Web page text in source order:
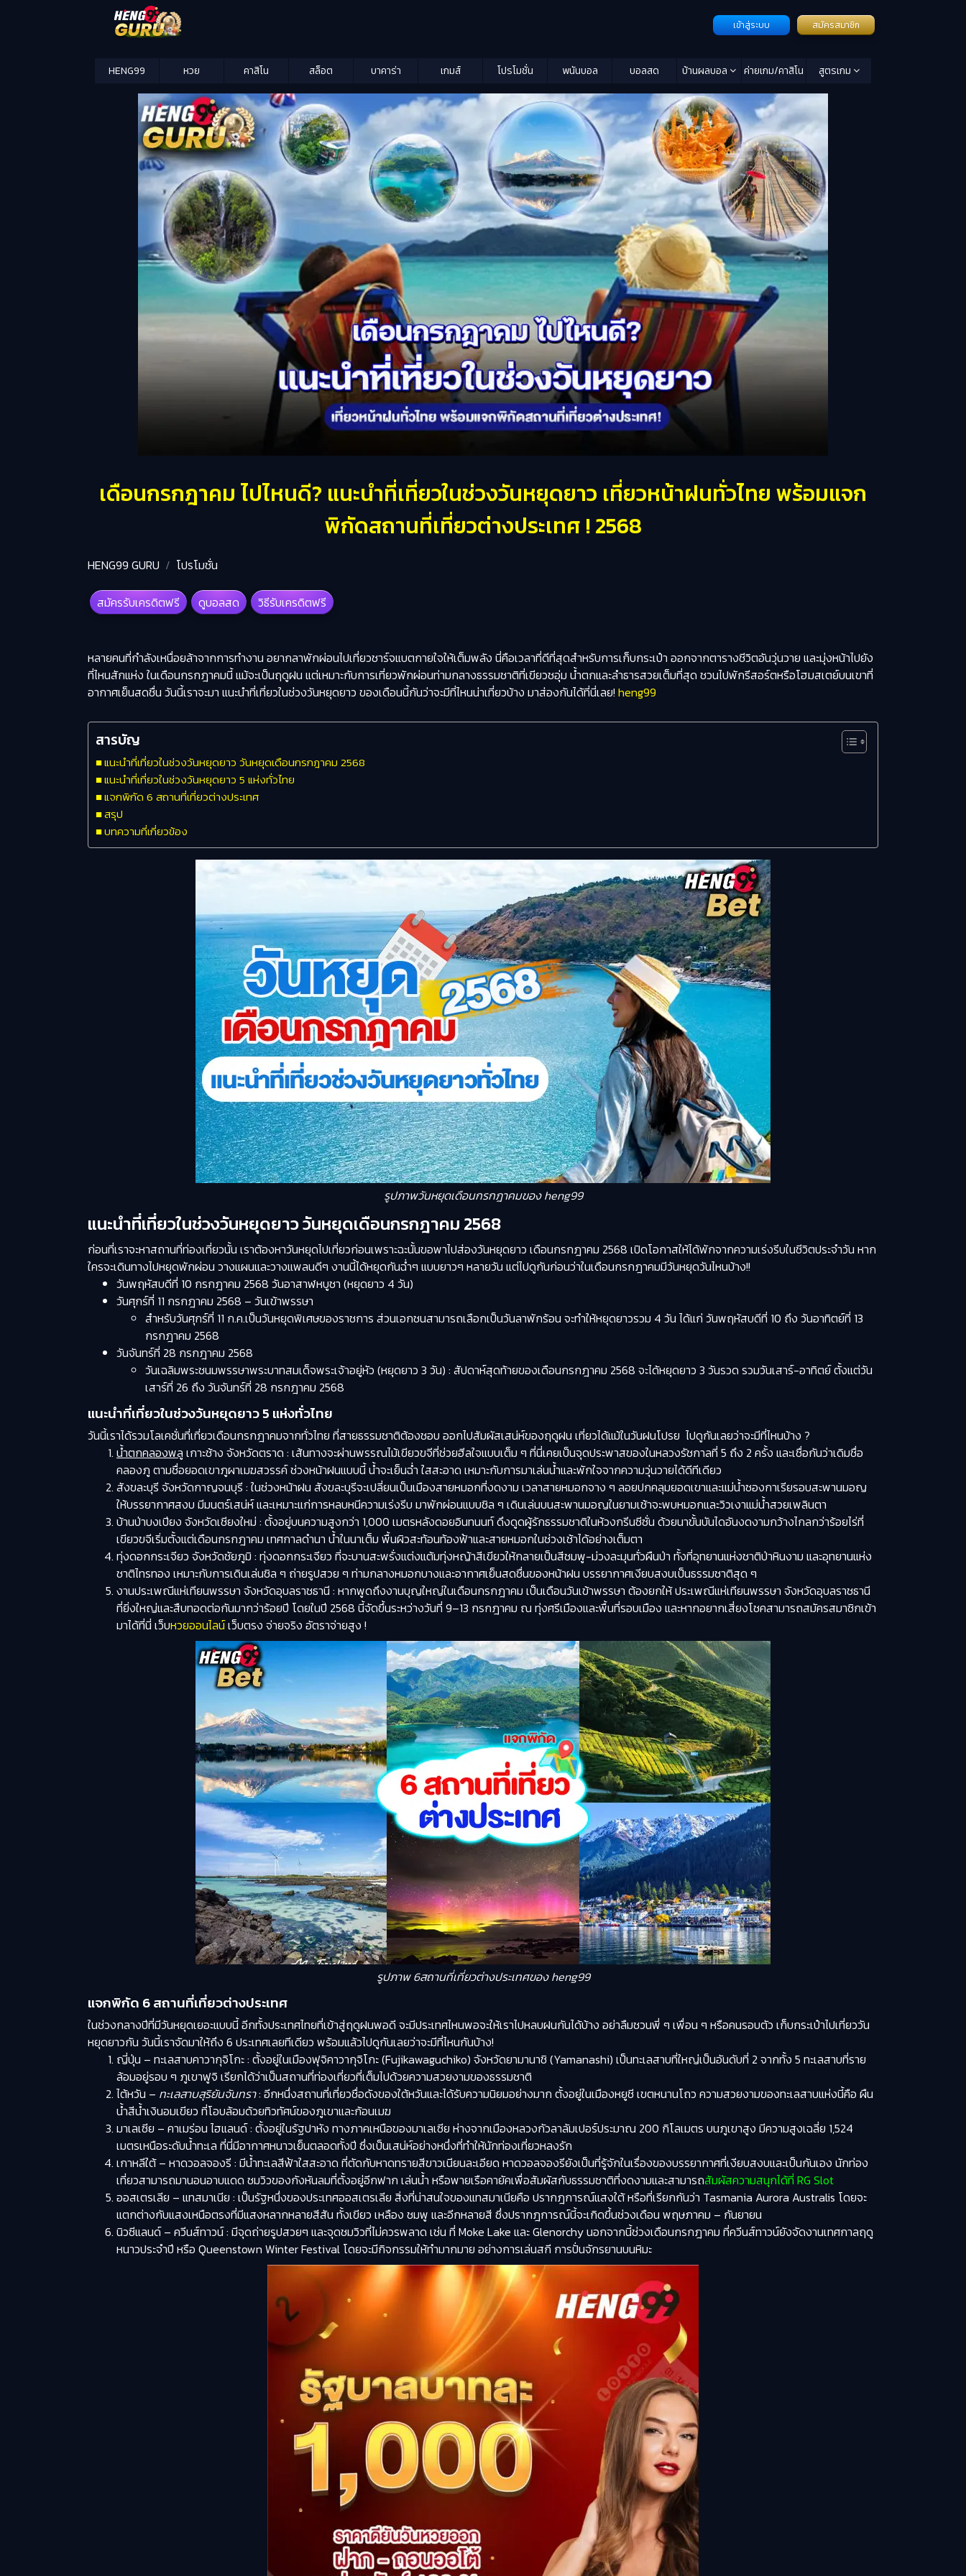
เข้าสู่ระบบ สมัครสมาชิก
HENG99 หวย คาสิโน สล็อต บาคาร่า เกมส์ โปรโมชั่น พนันบอล บอลสด บ้านผลบอล ค่ายเกม/คาสิโน สูตรเกม
เดือนกรกฎาคม ไปไหนดี? แนะนำที่เที่ยวในช่วงวันหยุดยาว เที่ยวหน้าฝนทั่วไทย พร้อมแจก
พิกัดสถานที่เที่ยวต่างประเทศ ! 2568
HENG99 GURU โปรโมชั่น
สมัครรับเครดิตฟรี ดูบอลสด วิธีรับเครดิตฟรี
หลายคนที่กำลังเหนื่อยล้าจากการทำงาน อยากลาพักผ่อนไปเที่ยวชาร์จแบตกายใจให้เต็มพลัง นี่คือเวลาที่ดีที่สุดสำหรับการเก็บกระเป๋า ออกจากตารางชีวิตอันวุ่นวาย และมุ่งหน้าไปยัง
ที่ไหนสักแห่ง ในเดือนกรกฎาคมนี้ แม้จะเป็นฤดูฝน แต่เหมาะกับการเที่ยวพักผ่อนท่ามกลางธรรมชาติที่เขียวชอุ่ม น้ำตกและลำธารสวยเต็มที่สุด ชวนไปพักรีสอร์ตหรือโฮมสเตย์บนเขาที่
อากาศเย็นสดชื่น วันนี้เราจะมา แนะนำที่เที่ยวในช่วงวันหยุดยาว ของเดือนนี้กันว่าจะมีที่ไหนน่าเที่ยวบ้าง มาส่องกันได้ที่นี่เลย! heng99
สารบัญ
แนะนำที่เที่ยวในช่วงวันหยุดยาว วันหยุดเดือนกรกฎาคม 2568
แนะนำที่เที่ยวในช่วงวันหยุดยาว 5 แห่งทั่วไทย
แจกพิกัด 6 สถานที่เที่ยวต่างประเทศ
สรุป
บทความที่เกี่ยวข้อง
รูปภาพวันหยุดเดือนกรกฎาคมของ heng99
แนะนำที่เที่ยวในช่วงวันหยุดยาว วันหยุดเดือนกรกฎาคม 2568
ก่อนที่เราจะหาสถานที่ท่องเที่ยวนั้น เราต้องหาวันหยุดไปเที่ยวก่อนเพราะฉะนั้นขอพาไปส่องวันหยุดยาว เดือนกรกฎาคม 2568 เปิดโอกาสให้ได้พักจากความเร่งรีบในชีวิตประจำวัน หาก
ใครจะเดินทางไปหยุดพักผ่อน วางแผนและวางแพลนดีๆ งานนี้ได้หยุดกันฉ่ำๆ แบบยาวๆ หลายวัน แต่ไปดูกันก่อนว่าในเดือนกรกฎาคมมีวันหยุดวันไหนบ้าง!!
วันพฤหัสบดีที่ 10 กรกฎาคม 2568 วันอาสาฬหบูชา (หยุดยาว 4 วัน)
วันศุกร์ที่ 11 กรกฎาคม 2568 – วันเข้าพรรษา
สำหรับวันศุกร์ที่ 11 ก.ค.เป็นวันหยุดพิเศษของราชการ ส่วนเอกชนสามารถเลือกเป็นวันลาพักร้อน จะทำให้หยุดยาวรวม 4 วัน ได้แก่ วันพฤหัสบดีที่ 10 ถึง วันอาทิตย์ที่ 13
กรกฎาคม 2568
วันจันทร์ที่ 28 กรกฎาคม 2568
วันเฉลิมพระชนมพรรษาพระบาทสมเด็จพระเจ้าอยู่หัว (หยุดยาว 3 วัน) : สัปดาห์สุดท้ายของเดือนกรกฎาคม 2568 จะได้หยุดยาว 3 วันรวด รวมวันเสาร์-อาทิตย์ ตั้งแต่วัน
เสาร์ที่ 26 ถึง วันจันทร์ที่ 28 กรกฎาคม 2568
แนะนำที่เที่ยวในช่วงวันหยุดยาว 5 แห่งทั่วไทย
วันนี้เราได้รวมโลเคชั่นที่เที่ยวเดือนกรกฎาคมจากทั่วไทย ที่สายธรรมชาติต้องชอบ ออกไปสัมผัสเสน่ห์ของฤดูฝน เที่ยวได้แม้ในวันฝนโปรย ไปดูกันเลยว่าจะมีที่ไหนบ้าง ?
น้ำตกคลองพลู เกาะช้าง จังหวัดตราด : เส้นทางจะผ่านพรรณไม้เขียวขจีที่ช่วยฮีลใจแบบเต็ม ๆ ที่นี่เคยเป็นจุดประพาสของในหลวงรัชกาลที่ 5 ถึง 2 ครั้ง และเชื่อกันว่าเดิมชื่อ
คลองภู ตามชื่อยอดเขาภูผาเมฆสวรรค์ ช่วงหน้าฝนแบบนี้ น้ำจะเย็นฉ่ำ ใสสะอาด เหมาะกับการมาเล่นน้ำและพักใจจากความวุ่นวายได้ดีทีเดียว
สังขละบุรี จังหวัดกาญจนบุรี : ในช่วงหน้าฝน สังขละบุรีจะเปลี่ยนเป็นเมืองสายหมอกที่งดงาม เวลาสายหมอกจาง ๆ ลอยปกคลุมยอดเขาและแม่น้ำซองกาเรียรอบสะพานมอญ
ให้บรรยากาศสงบ มีมนตร์เสน่ห์ และเหมาะแก่การหลบหนีความเร่งรีบ มาพักผ่อนแบบชิล ๆ เดินเล่นบนสะพานมอญในยามเช้าจะพบหมอกและวิวเงาแม่น้ำสวยเพลินตา
บ้านป่าบงเปียง จังหวัดเชียงใหม่ : ตั้งอยู่บนความสูงกว่า 1,000 เมตรหลังดอยอินทนนท์ ดึงดูดผู้รักธรรมชาติในห้วงกรีนซีซั่น ด้วยนาขั้นบันไดอันงดงามกว้างไกลกว่าร้อยไร่ที่
เขียวขจีเริ่มตั้งแต่เดือนกรกฎาคม เทศกาลดำนา น้ำในนาเต็ม พื้นผิวสะท้อนท้องฟ้าและสายหมอกในช่วงเช้าได้อย่างเต็มตา
ทุ่งดอกกระเจียว จังหวัดชัยภูมิ : ทุ่งดอกกระเจียว ที่จะบานสะพรั่งแต่งแต้มทุ่งหญ้าสีเขียวให้กลายเป็นสีชมพู-ม่วงละมุนทั่วผืนป่า ทั้งที่อุทยานแห่งชาติป่าหินงาม และอุทยานแห่ง
ชาติไทรทอง เหมาะกับการเดินเล่นชิล ๆ ถ่ายรูปสวย ๆ ท่ามกลางหมอกบางและอากาศเย็นสดชื่นของหน้าฝน บรรยากาศเงียบสงบเป็นธรรมชาติสุด ๆ
งานประเพณีแห่เทียนพรรษา จังหวัดอุบลราชธานี : หากพูดถึงงานบุญใหญ่ในเดือนกรกฎาคม เป็นเดือนวันเข้าพรรษา ต้องยกให้ ประเพณีแห่เทียนพรรษา จังหวัดอุบลราชธานี
ที่ยิ่งใหญ่และสืบทอดต่อกันมากว่าร้อยปี โดยในปี 2568 นี้จัดขึ้นระหว่างวันที่ 9–13 กรกฎาคม ณ ทุ่งศรีเมืองและพื้นที่รอบเมือง และหากอยากเสี่ยงโชคสามารถสมัครสมาชิกเข้า
มาได้ที่นี่ เว็บหวยออนไลน์เว็บตรง จ่ายจริง อัตราจ่ายสูง !
รูปภาพ 6สถานที่เที่ยวต่างประเทศของ heng99
แจกพิกัด 6 สถานที่เที่ยวต่างประเทศ
ในช่วงกลางปีที่มีวันหยุดเยอะแบบนี้ อีกทั้งประเทศไทยที่เข้าสู่ฤดูฝนพอดี จะมีประเทศไหนพอจะให้เราไปหลบฝนกันได้บ้าง อย่าลืมชวนพี่ ๆ เพื่อน ๆ หรือคนรอบตัว เก็บกระเป๋าไปเที่ยววัน
หยุดยาวกัน วันนี้เราจัดมาให้ถึง 6 ประเทศเลยทีเดียว พร้อมแล้วไปดูกันเลยว่าจะมีที่ไหนกันบ้าง!
ญี่ปุ่น – ทะเลสาบคาวากุจิโกะ : ตั้งอยู่ในเมืองฟุจิคาวากุจิโกะ (Fujikawaguchiko) จังหวัดยามานาชิ (Yamanashi) เป็นทะเลสาบที่ใหญ่เป็นอันดับที่ 2 จากทั้ง 5 ทะเลสาบที่ราย
ล้อมอยู่รอบ ๆ ภูเขาฟูจิ เรียกได้ว่าเป็นสถานที่ท่องเที่ยวที่เต็มไปด้วยความสวยงามของธรรมชาติ
ไต้หวัน – ทะเลสาบสุริยันจันทรา: อีกหนึ่งสถานที่เที่ยวชื่อดังของใต้หวันและได้รับความนิยมอย่างมาก ตั้งอยู่ในเมืองหยูชี เขตหนานโถว ความสวยงามของทะเลสาบแห่งนี้คือ ผืน
น้ำสีน้ำเงินอมเขียว ที่โอบล้อมด้วยทิวทัศน์ของภูเขาและก้อนเมฆ
มาเลเซีย – คาเมร่อน ไฮแลนด์ : ตั้งอยู่ในรัฐปาหัง ทางภาคเหนือของมาเลเซีย ห่างจากเมืองหลวงกัวลาลัมเปอร์ประมาณ 200 กิโลเมตร บนภูเขาสูง มีความสูงเฉลี่ย 1,524
เมตรเหนือระดับน้ำทะเล ที่นี่มีอากาศหนาวเย็นตลอดทั้งปี ซึ่งเป็นเสน่ห์อย่างหนึ่งที่ทำให้นักท่องเที่ยวหลงรัก
เกาหลีใต้ – หาดวอลจองรี : มีน้ำทะเลสีฟ้าใสสะอาด ที่ตัดกับหาดทรายสีขาวเนียนละเอียด หาดวอลจองรียังเป็นที่รู้จักในเรื่องของบรรยากาศที่เงียบสงบและเป็นกันเอง นักท่อง
เที่ยวสามารถมานอนอาบแดด ชมวิวของกังหันลมที่ตั้งอยู่อีกฟาก เล่นน้ำ หรือพายเรือคายัคเพื่อสัมผัสกับธรรมชาติที่งดงามและสามารถสัมผัสความสนุกได้ที่ RG Slot
ออสเตรเลีย – แทสมาเนีย : เป็นรัฐหนึ่งของประเทศออสเตรเลีย สิ่งที่น่าสนใจของแทสมาเนียคือ ปรากฎการณ์แสงใต้ หรือที่เรียกกันว่า Tasmania Aurora Australis โดยจะ
แตกต่างกับแสงเหนือตรงที่มีแสงหลากหลายสีสัน ทั้งเขียว เหลือง ชมพู และอีกหลายสี​ ซึ่งปรากฎการณ์นี้จะเกิดขึ้นช่วงเดือน พฤษภาคม – กันยายน
นิวซีแลนด์ – ควีนส์ทาวน์ : มีจุดถ่ายรูปสวยๆ และจุดชมวิวที่ไม่ควรพลาด เช่น ที่ Moke Lake และ Glenorchy นอกจากนี้ช่วงเดือนกรกฎาคม ที่ควีนส์ทาวน์ยังจัดงานเทศกาลฤดู
หนาวประจำปี หรือ Queenstown Winter Festival โดยจะมีกิจกรรมให้ทำมากมาย อย่างการเล่นสกี การปั่นจักรยานบนหิมะ